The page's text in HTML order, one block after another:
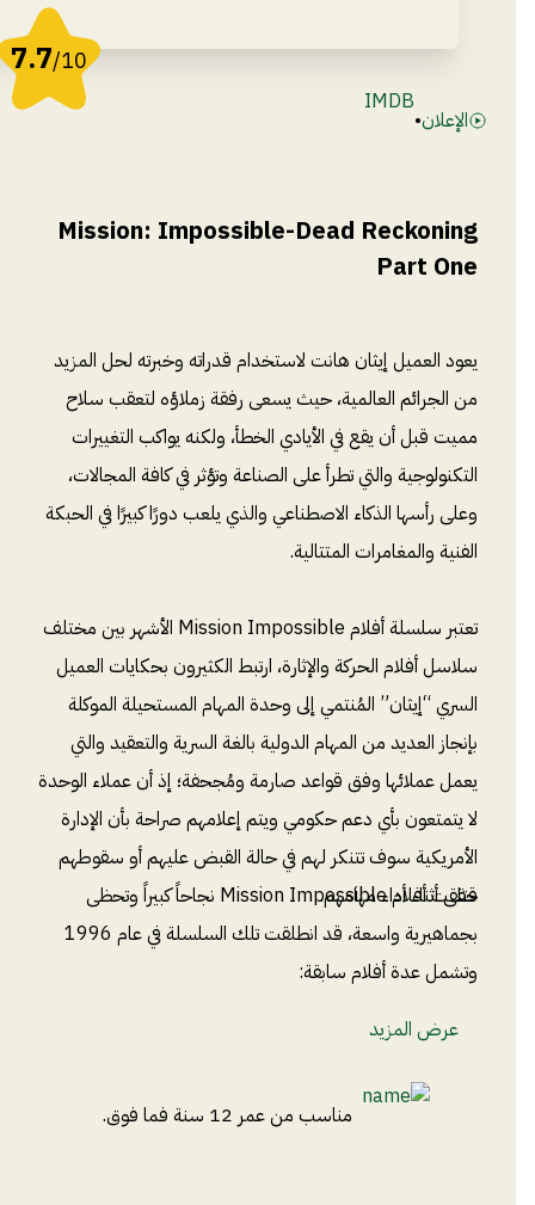
7.7/10
الإعلان•
IMDB
Mission: Impossible-Dead Reckoning
Part One
يعود العميل إيثان هانت لاستخدام قدراته وخبرته لحل المزيد
من الجرائم العالمية، حيث يسعى رفقة زملاؤه لتعقب سلاح
مميت قبل أن يقع في الأيادي الخطأ، ولكنه يواكب التغييرات
التكنولوجية والتي تطرأ على الصناعة وتؤثر في كافة المجالات،
وعلى رأسها الذكاء الاصطناعي والذي يلعب دورًا كبيرًا في الحبكة
الفنية والمغامرات المتتالية.
تعتبر سلسلة أفلام Mission Impossible الأشهر بين مختلف
سلاسل أفلام الحركة والإثارة، ارتبط الكثيرون بحكايات العميل
السري “إيثان” المُنتمي إلى وحدة المهام المستحيلة الموكلة
بإنجاز العديد من المهام الدولية بالغة السرية والتعقيد والتي
يعمل عملائها وفق قواعد صارمة ومُجحفة؛ إذ أن عملاء الوحدة
لا يتمتعون بأي دعم حكومي ويتم إعلامهم صراحة بأن الإدارة
الأمريكية سوف تتنكر لهم في حالة القبض عليهم أو سقوطهم
قتلى أثناء أداء مهامهم.
حققت أفلام Mission Impossible نجاحاً كبيراً وتحظى
بجماهيرية واسعة، قد انطلقت تلك السلسلة في عام 1996
وتشمل عدة أفلام سابقة:
عرض المزيد
مناسب من عمر 12 سنة فما فوق.